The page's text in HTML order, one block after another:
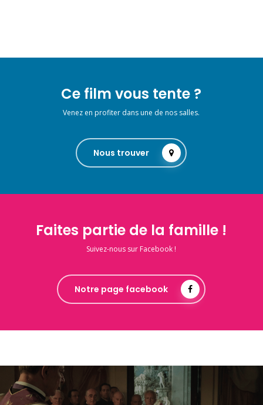
Ce film vous tente ?
Venez en profiter dans une de nos salles.
Nous trouver
Faites partie de la famille !
Suivez-nous sur Facebook !
Notre page facebook